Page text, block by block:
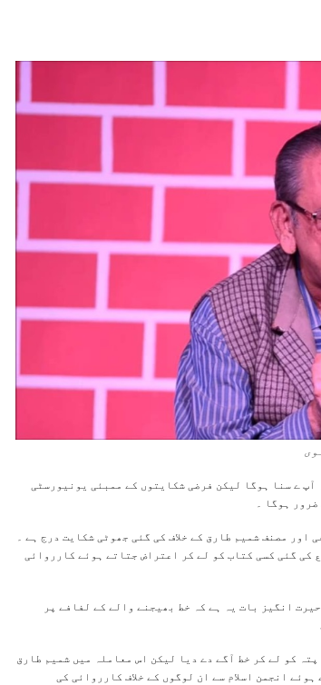
ے سنا ہوگا لیکن فرضی شکایتوں کے ممبئی یونیورسٹی
ہوگا ۔
مصنف شمیم طارق کے خلاف کی گئی جھوٹی شکایت درج ہے ۔
کی گئی کسی کتاب کو لے کر اعتراض جتاتے ہوئے کارروائی
انگیز بات یہ ہے کہ خط بھیجنے والے کے لفافے پر
کو لے کر خط آگے دے دیا لیکن اس معاملہ میں شمیم طارق
انجمن اسلام سے ان لوگوں کے خلاف کارروائی کی